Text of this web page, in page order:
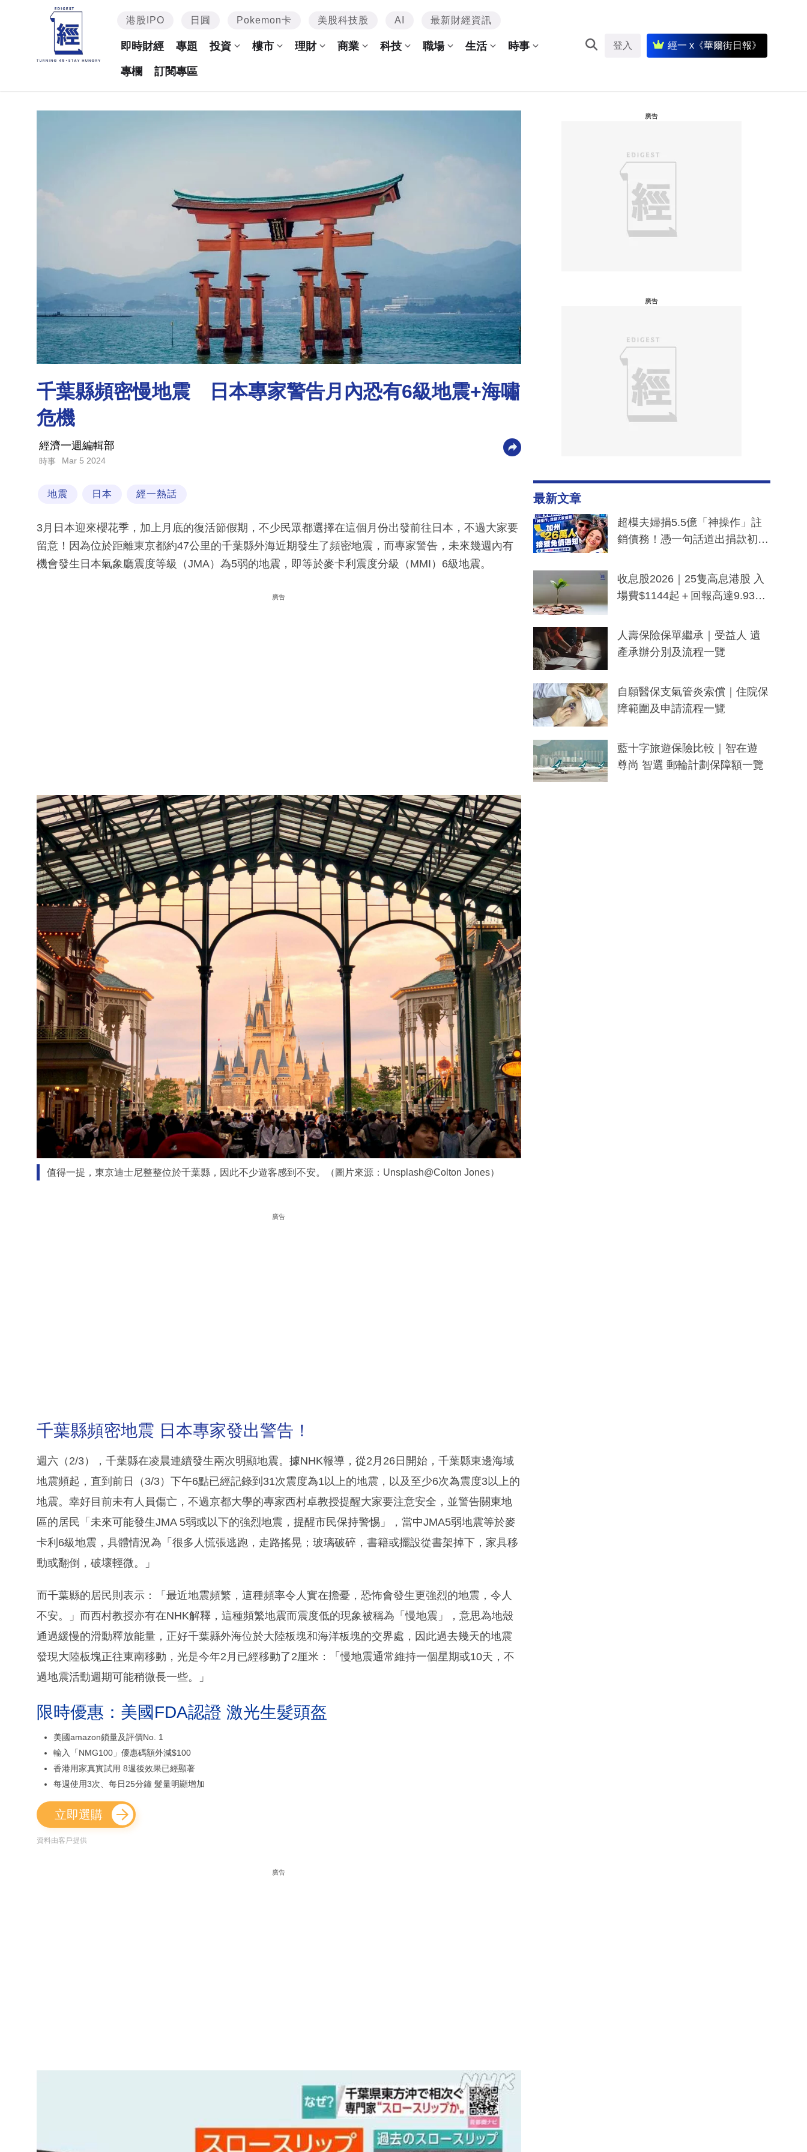
港股IPO 日圓 Pokemon卡 美股科技股 AI 最新財經資訊
即時財經 專題 投資 樓市 理財 商業 科技 職場 生活 時事
專欄 訂閱專區
登入 經一 x《華爾街日報》
千葉縣頻密慢地震 日本專家警告月內恐有6級地震+海嘯
危機
經濟一週編輯部
時事 Mar 5 2024
地震 日本 經一熱話
3月日本迎來櫻花季，加上月底的復活節假期，不少民眾都選擇在這個月份出發前往日本，不過大家要
留意！因為位於距離東京都約47公里的千葉縣外海近期發生了頻密地震，而專家警告，未來幾週內有
機會發生日本氣象廳震度等級（JMA）為5弱的地震，即等於麥卡利震度分級（MMI）6級地震。
廣告
值得一提，東京迪士尼整整位於千葉縣，因此不少遊客感到不安。（圖片來源：Unsplash@Colton Jones）
廣告
千葉縣頻密地震 日本專家發出警告！
週六（2/3），千葉縣在凌晨連續發生兩次明顯地震。據NHK報導，從2月26日開始，千葉縣東邊海域
地震頻起，直到前日（3/3）下午6點已經記錄到31次震度為1以上的地震，以及至少6次為震度3以上的
地震。幸好目前未有人員傷亡，不過京都大學的專家西村卓教授提醒大家要注意安全，並警告關東地
區的居民「未來可能發生JMA 5弱或以下的強烈地震，提醒市民保持警惕」，當中JMA5弱地震等於麥
卡利6級地震，具體情況為「很多人慌張逃跑，走路搖晃；玻璃破碎，書籍或擺設從書架掉下，家具移
動或翻倒，破壞輕微。」
而千葉縣的居民則表示：「最近地震頻繁，這種頻率令人實在擔憂，恐怖會發生更強烈的地震，令人
不安。」而西村教授亦有在NHK解釋，這種頻繁地震而震度低的現象被稱為「慢地震」，意思為地殼
通過緩慢的滑動釋放能量，正好千葉縣外海位於大陸板塊和海洋板塊的交界處，因此過去幾天的地震
發現大陸板塊正往東南移動，光是今年2月已經移動了2厘米：「慢地震通常維持一個星期或10天，不
過地震活動週期可能稍微長一些。」
限時優惠：美國FDA認證 激光生髮頭盔
美國amazon鎖量及評價No. 1
輸入「NMG100」優惠碼額外減$100
香港用家真實試用 8週後效果已經顯著
每週使用3次、每日25分鐘 髮量明顯增加
立即選購
資料由客戶提供
廣告
廣告
廣告
最新文章
超模夫婦捐5.5億「神操作」註
銷債務！憑一句話道出捐款初
一度被誤當詐騙手段
收息股2026｜25隻高息港股 入
場費$1144起＋回報高達9.93
人壽保險保單繼承｜受益人 遺
產承辦分別及流程一覽
自願醫保支氣管炎索償｜住院保
障範圍及申請流程一覽
藍十字旅遊保險比較｜智在遊
尊尚 智選 郵輪計劃保障額一覽